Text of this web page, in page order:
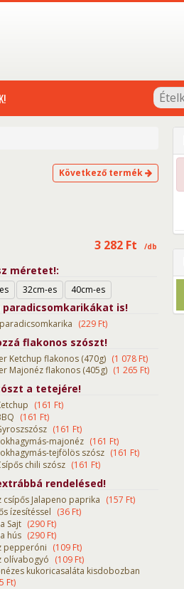
Következő termék
3 282 Ft /db
méretet!
32cm-es 40cm-es
paradicsomkarikákat is!
(229 Ft)
flakonos szószt!
Ketchup flakonos (470g) (1 078 Ft)
Majonéz flakonos (405g) (1 265 Ft)
a tetejére!
(161 Ft)
(161 Ft)
(161 Ft)
majonéz (161 Ft)
tejfölös szósz (161 Ft)
chili szósz (161 Ft)
rendelésed!
csípős Jalapeno paprika (157 Ft)
ízesítéssel (36 Ft)
Sajt (290 Ft)
hús (290 Ft)
pepperóni (109 Ft)
olívabogyó (109 Ft)
kukoricasaláta kisdobozban
Ft)